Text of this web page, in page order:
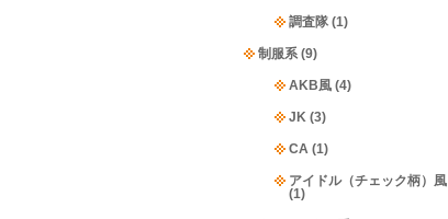
調査隊 (1)
制服系 (9)
AKB風 (4)
JK (3)
CA (1)
アイドル（チェック柄）風
(1)